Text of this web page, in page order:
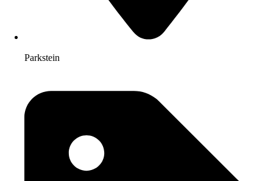
Parkstein